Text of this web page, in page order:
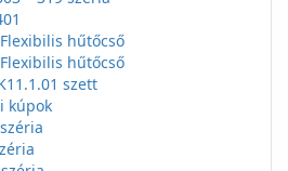
Flexibilis hűtőcső
Flexibilis hűtőcső
szett
kúpok